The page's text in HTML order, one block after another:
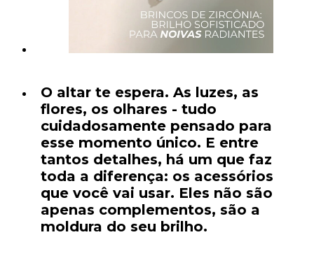
O altar te espera. As luzes, as
flores, os olhares - tudo
cuidadosamente pensado para
esse momento único. E entre
tantos detalhes, há um que faz
toda a diferença: os acessórios
que você vai usar. Eles não são
apenas complementos, são a
moldura do seu brilho.